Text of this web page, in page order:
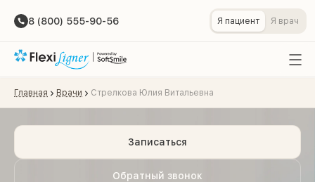
8 (800) 555-90-56 Я пациент Я врач
Главная Врачи Стрелкова Юлия Витальевна
Обратный звонок
Записаться